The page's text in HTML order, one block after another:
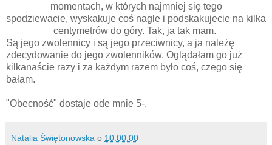
momentach, w których najmniej się tego
spodziewacie, wyskakuje coś nagle i podskakujecie na kilka
centymetrów do góry. Tak, ja tak mam.
Są jego zwolennicy i są jego przeciwnicy, a ja należę
zdecydowanie do jego zwolenników. Oglądałam go już
kilkanaście razy i za każdym razem było coś, czego się
bałam.
"Obecność" dostaje ode mnie 5-.
Natalia Świętonowska o 10:00:00